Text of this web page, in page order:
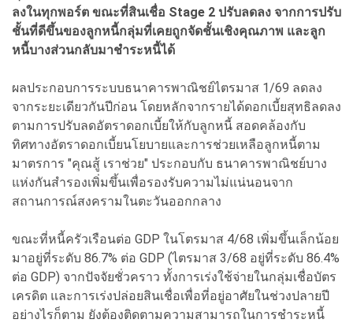
ลงในทุกพอร์ต ขณะที่สินเชื่อ Stage 2 ปรับลดลง จากการปรับ
ชั้นที่ดีขึ้นของลูกหนี้กลุ่มที่เคยถูกจัดชั้นเชิงคุณภาพ และลูก
หนี้บางส่วนกลับมาชำระหนี้ได้
ผลประกอบการระบบธนาคารพาณิชย์ไตรมาส 1/69 ลดลง
จากระยะเดียวกันปีก่อน โดยหลักจากรายได้ดอกเบี้ยสุทธิลดลง
ตามการปรับลดอัตราดอกเบี้ยให้กับลูกหนี้ สอดคล้องกับ
ทิศทางอัตราดอกเบี้ยนโยบายและการช่วยเหลือลูกหนี้ตาม
มาตรการ "คุณสู้ เราช่วย" ประกอบกับ ธนาคารพาณิชย์บาง
แห่งกันสำรองเพิ่มขึ้นเพื่อรองรับความไม่แน่นอนจาก
สถานการณ์สงครามในตะวันออกกลาง
ขณะที่หนี้ครัวเรือนต่อ GDP ในโตรมาส 4/68 เพิ่มขึ้นเล็กน้อย
มาอยู่ที่ระดับ 86.7% ต่อ GDP (ไตรมาส 3/68 อยู่ที่ระดับ 86.4%
ต่อ GDP) จากปัจจัยชั่วคราว ทั้งการเร่งใช้จ่ายในกลุ่มเชื่อบัตร
เครดิต และการเร่งปล่อยสินเชื่อเพื่อที่อยู่อาศัยในช่วงปลายปี
อย่างไรก็ตาม ยังต้องติดตามความสามารถในการชำระหนี้